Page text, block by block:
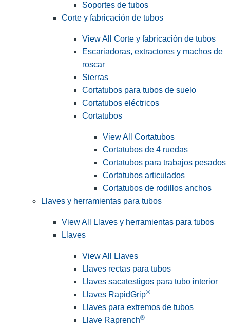
Soportes de tubos
Corte y fabricación de tubos
View All Corte y fabricación de tubos
Escariadoras, extractores y machos de
roscar
Sierras
Cortatubos para tubos de suelo
Cortatubos eléctricos
Cortatubos
View All Cortatubos
Cortatubos de 4 ruedas
Cortatubos para trabajos pesados
Cortatubos articulados
Cortatubos de rodillos anchos
Llaves y herramientas para tubos
View All Llaves y herramientas para tubos
Llaves
View All Llaves
Llaves rectas para tubos
Llaves sacatestigos para tubo interior
Llaves RapidGrip®
Llaves para extremos de tubos
Llave Raprench®